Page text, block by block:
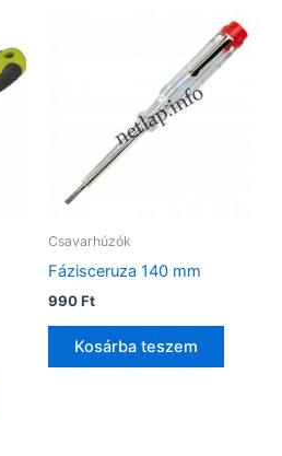
Csavarhúzók
Fázisceruza 140 mm
990Ft
Kosárba teszem